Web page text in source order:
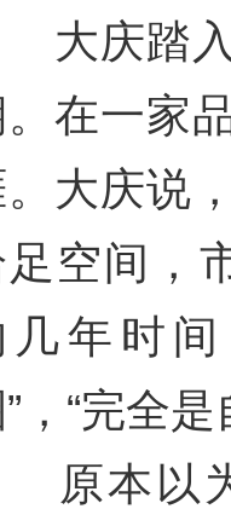
庆踏入
在一家
大庆说
空间，
几年时
”，“完全
本以为